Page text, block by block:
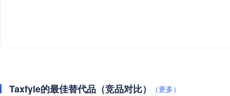
Taxfyle的最佳替代品（竞品对比） （更多）